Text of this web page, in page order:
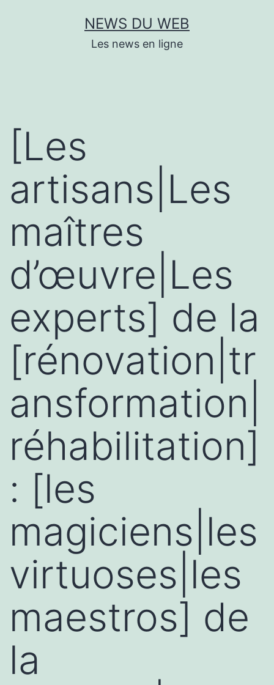
NEWS DU WEB
Les news en ligne
[Les
artisans|Les
maîtres
d’œuvre|Les
experts] de la
[rénovation|tr
ansformation|
réhabilitation]
: [les
magiciens|les
virtuoses|les
maestros] de
la